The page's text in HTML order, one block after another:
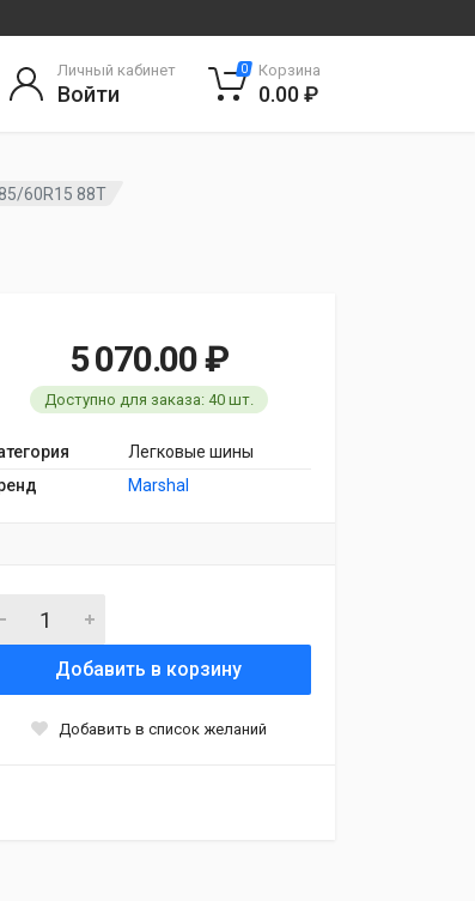
Личный кабинет
Войти
0 Корзина
0.00 ₽
60R15 88T
5 070.00 ₽
Доступно для заказа: 40 шт.
Легковые шины
Marshal
Добавить в корзину
Добавить в список желаний